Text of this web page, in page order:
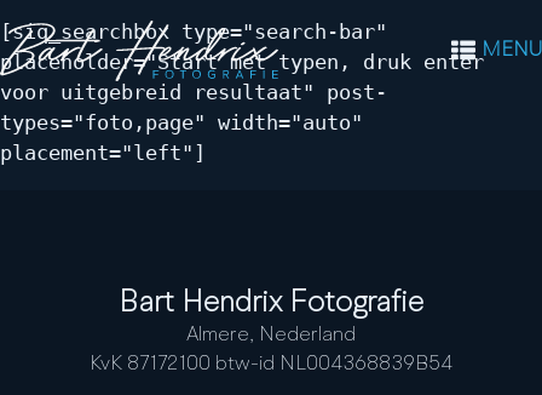
MENU
[siq_searchbox type="search-bar"
placeholder="Start met typen, druk enter
voor uitgebreid resultaat" post-
types="foto,page" width="auto"
placement="left"]
Bart Hendrix Fotografie
Almere, Nederland
KvK 87172100 btw-id NL004368839B54